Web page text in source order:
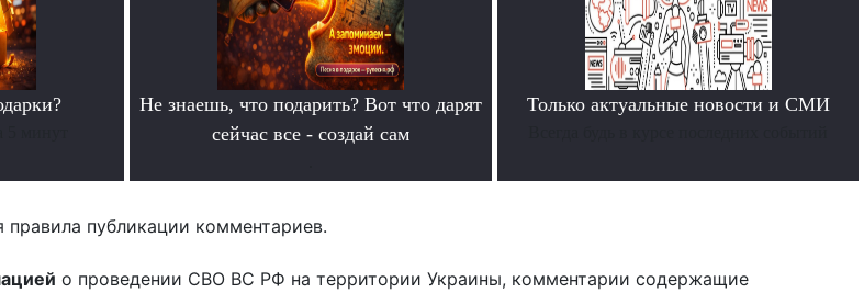
Не знаешь, что подарить? Вот что дарят
сейчас все - создай сам
Только актуальные новости и СМИ
публикации комментариев.
о проведении СВО ВС РФ на территории Украины, комментарии содержащие